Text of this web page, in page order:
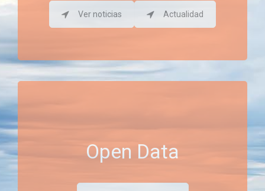
Ver noticias Actualidad
Open Data